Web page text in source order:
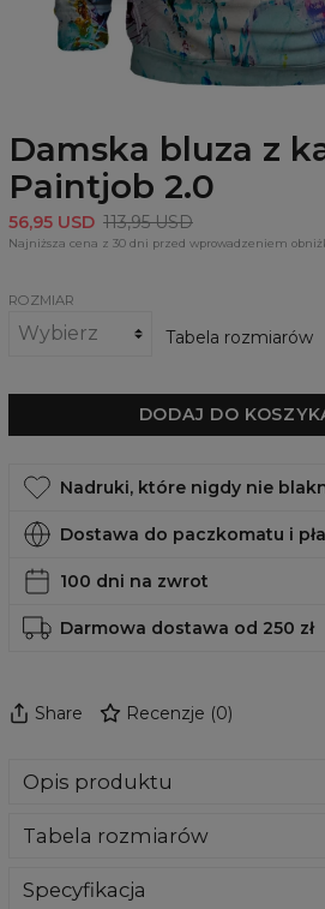
Damska bluza z
Paintjob 2.0
56,95 USD 113,95 USD
Najniższa cena z 30 dni przed wprowadzeniem
ROZMIAR
Tabela rozmiarów
DODAJ DO
Nadruki, które nigdy nie
Dostawa do paczkomatu i
100 dni na zwrot
Darmowa dostawa od 250 zł
Share Recenzje (0)
Opis produktu
miłego w dotyku materiału.
produkt, więc dołożyliśmy wszelkich
Tabela rozmiarów
Specyfikacja